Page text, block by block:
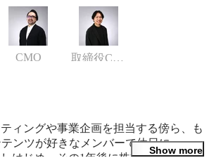
CMO 取締役CTO
ィングや事業企画を担当する傍ら、も
ンツが好きなメンバーで休日に
しはじめ、その1年後に株式会社indentを
Show more